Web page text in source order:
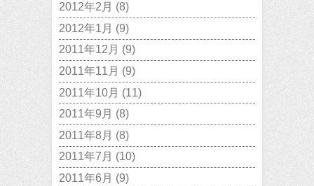
2012年2月 (8)
2012年1月 (9)
2011年12月 (9)
2011年11月 (9)
2011年10月 (11)
2011年9月 (8)
2011年8月 (8)
2011年7月 (10)
2011年6月 (9)